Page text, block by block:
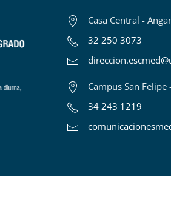
Casa Central -
32 250 3073
Campus San
34 243 1219